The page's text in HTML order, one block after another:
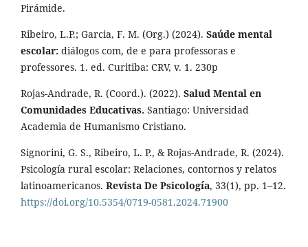
Pirámide.
Ribeiro, L.P.; Garcia, F. M. (Org.) (2024). Saúde mental
escolar: diálogos com, de e para professoras e
professores. 1. ed. Curitiba: CRV, v. 1. 230p
Rojas-Andrade, R. (Coord.). (2022). Salud Mental en
Comunidades Educativas. Santiago: Universidad
Academia de Humanismo Cristiano.
Signorini, G. S., Ribeiro, L. P., & Rojas-Andrade, R. (2024).
Psicología rural escolar: Relaciones, contornos y relatos
latinoamericanos. Revista De Psicología, 33(1), pp. 1–12.
https://doi.org/10.5354/0719-0581.2024.71900